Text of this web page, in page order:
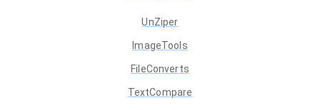
UnZiper
ImageTools
FileConverts
TextCompare